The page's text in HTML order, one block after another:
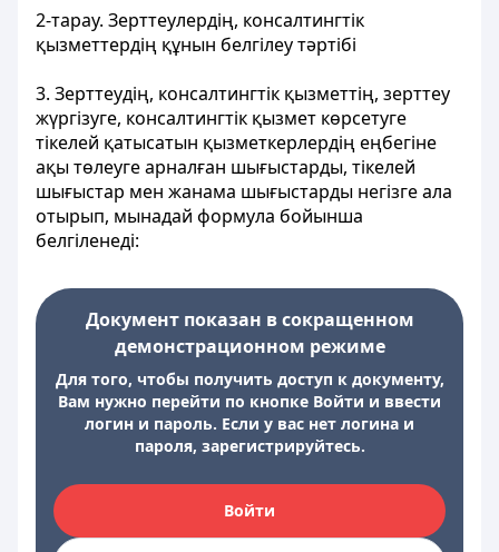
2-тарау. Зерттеулердің, консалтингтік
қызметтердің құнын белгілеу тәртібі
3. Зерттеудің, консалтингтік қызметтің, зерттеу
жүргізуге, консалтингтік қызмет көрсетуге
тікелей қатысатын қызметкерлердің еңбегіне
ақы төлеуге арналған шығыстарды, тікелей
шығыстар мен жанама шығыстарды негізге ала
отырып, мынадай формула бойынша
белгіленеді:
Документ показан в сокращенном
демонстрационном режиме
Для того, чтобы получить доступ к документу,
Вам нужно перейти по кнопке Войти и ввести
логин и пароль. Если у вас нет логина и
пароля, зарегистрируйтесь.
Войти